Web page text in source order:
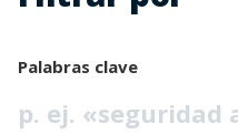
Palabras clave